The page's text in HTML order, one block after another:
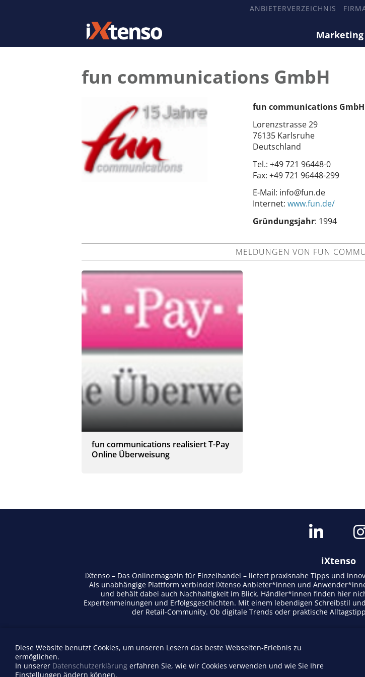
ANBIETERVERZEICHNIS
Marketing
fun communications GmbH
fun communications GmbH
Lorenzstrasse 29
76135 Karlsruhe
Deutschland
Tel.: +49 721 96448-0
Fax: +49 721 96448-299
E-Mail: info@fun.de
Internet: www.fun.de/
Gründungsjahr: 1994
MELDUNGEN VON FUN
fun communications realisiert T-Pay
Online Überweisung
iXtenso
iXtenso – Das Onlinemagazin für Einzelhandel – liefert praxisnahe Tipps und
Als unabhängige Plattform verbindet iXtenso Anbieter*innen und
und behält dabei auch Nachhaltigkeit im Blick. Händler*innen finden hier
Expertenmeinungen und Erfolgsgeschichten. Mit einem lebendigen Schreibstil
der Retail-Community. Ob digitale Trends oder praktische
Anbieterverzeichnis
Firma eintragen
Diese Website benutzt Cookies, um unseren Lesern das beste Webseiten-Erlebnis zu
ermöglichen.
In unserer Datenschutzerklärung erfahren Sie, wie wir Cookies verwenden und wie Sie Ihre
Einstellungen ändern können.